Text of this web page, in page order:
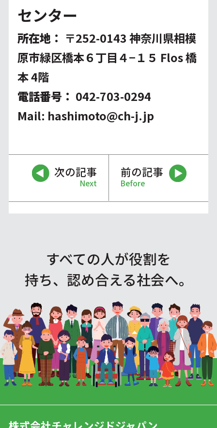
センター
所在地： 〒252-0143 神奈川県相模
原市緑区橋本６丁目４−１５ Flos 橋
本 4階
電話番号： 042-703-0294
Mail: hashimoto@ch-j.jp
次の記事
Next
前の記事
Before
すべての人が役割を
持ち、認め合える社会へ。